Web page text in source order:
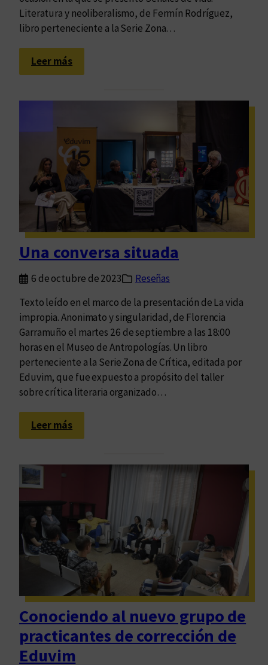
i
m
t
c
ó
n
c
o
l
e
c
t
i
v
a
Literatura y neoliberalismo, de Fermín Rodríguez,
libro perteneciente a la Serie Zona…
Leer más:
U
s
e
r
h
a
c
e
r
c
n
l
a
c
r
i
s
Una conversa situada
6 de octubre de 2023
Reseñas
Texto leído en el marco de la presentación de La vida
impropia. Anonimato y singularidad, de Florencia
Garramuño el martes 26 de septiembre a las 18:00
horas en el Museo de Antropologías. Un libro
perteneciente a la Serie Zona de Crítica, editada por
Eduvim, que fue expuesto a propósito del taller
sobre crítica literaria organizado…
Leer más:
U
e
r
s
a
s
i
t
Conociendo al nuevo grupo de
practicantes de corrección de
Eduvim